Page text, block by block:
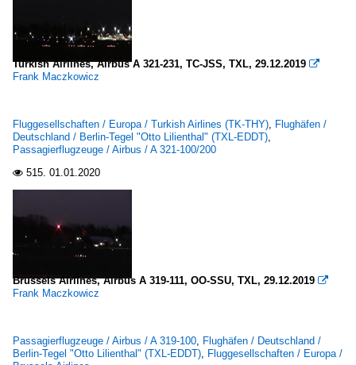
Turkish Airlines, Airbus A 321-231, TC-JSS, TXL, 29.12.2019 
Frank Maczkowicz
Fluggesellschaften / Europa / Turkish Airlines (TK-THY), Flughäfen /
Deutschland / Berlin-Tegel "Otto Lilienthal" (TXL-EDDT),
Passagierflugzeuge / Airbus / A 321-100/200
 515. 01.01.2020
Brussels Airlines, Airbus A 319-111, OO-SSU, TXL, 29.12.2019 
Frank Maczkowicz
Passagierflugzeuge / Airbus / A 319-100, Flughäfen / Deutschland /
Berlin-Tegel "Otto Lilienthal" (TXL-EDDT), Fluggesellschaften / Europa /